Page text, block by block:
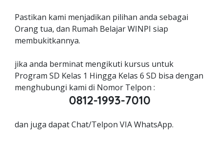
Pastikan kami menjadikan pilihan anda sebagai
Orang tua, dan Rumah Belajar WINPI siap
membukitkannya.
jika anda berminat mengikuti kursus untuk
Program SD Kelas 1 Hingga Kelas 6 SD bisa dengan
menghubungi kami di Nomor Telpon :
0812-1993-7010
dan juga dapat Chat/Telpon VIA WhatsApp.